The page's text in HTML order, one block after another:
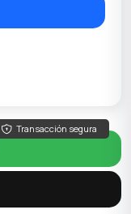
Transacción segura